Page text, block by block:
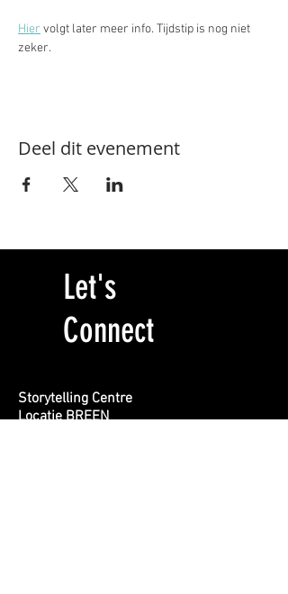
Hier volgt later meer info. Tijdstip is nog niet
zeker.
Deel dit evenement
Let's
Connect
Storytelling Centre
Locatie BREEN